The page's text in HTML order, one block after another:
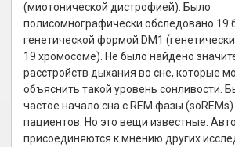
(миотонической дистрофией). Было
полисомнографически обследовано 19
генетической формой DM1
19 хромосоме). Не было найдено
расстройств дыхания во сне, которые
объяснить такой уровень сонливости.
частое начало сна с REM фазы (soREMs)
пациентов. Но это вещи известные.
присоединяются к мнению других